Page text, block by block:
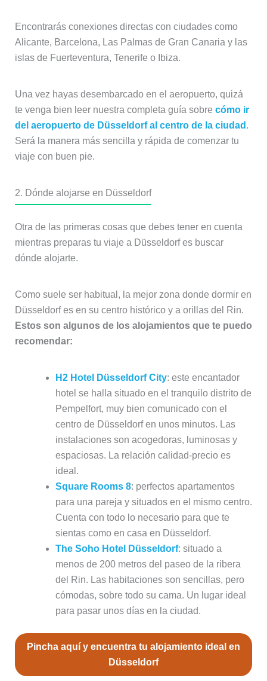
Encontrarás conexiones directas con ciudades como
Alicante, Barcelona, Las Palmas de Gran Canaria y las
islas de Fuerteventura, Tenerife o Ibiza.
Una vez hayas desembarcado en el aeropuerto, quizá
te venga bien leer nuestra completa guía sobre cómo ir
del aeropuerto de Düsseldorf al centro de la ciudad .
Será la manera más sencilla y rápida de comenzar tu
viaje con buen pie.
2. Dónde alojarse en Düsseldorf
Otra de las primeras cosas que debes tener en cuenta
mientras preparas tu viaje a Düsseldorf es buscar
dónde alojarte.
Como suele ser habitual, la mejor zona donde dormir en
Düsseldorf es en su centro histórico y a orillas del Rin.
Estos son algunos de los alojamientos que te puedo
recomendar:
H2 Hotel Düsseldorf City: este encantador
hotel se halla situado en el tranquilo distrito de
Pempelfort, muy bien comunicado con el
centro de Düsseldorf en unos minutos. Las
instalaciones son acogedoras, luminosas y
espaciosas. La relación calidad-precio es
ideal.
Square Rooms 8: perfectos apartamentos
para una pareja y situados en el mismo centro.
Cuenta con todo lo necesario para que te
sientas como en casa en Düsseldorf.
The Soho Hotel Düsseldorf: situado a
menos de 200 metros del paseo de la ribera
del Rin. Las habitaciones son sencillas, pero
cómodas, sobre todo su cama. Un lugar ideal
para pasar unos días en la ciudad.
Pincha aquí y encuentra tu alojamiento ideal en
Düsseldorf